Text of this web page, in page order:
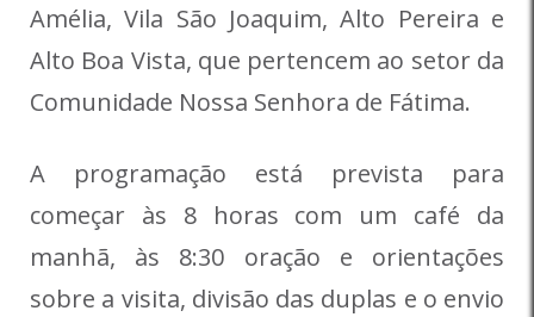
Amélia, Vila São Joaquim, Alto Pereira e
Alto Boa Vista, que pertencem ao setor da
Comunidade Nossa Senhora de Fátima.
A programação está prevista para
começar às 8 horas com um café da
manhã, às 8:30 oração e orientações
sobre a visita, divisão das duplas e o envio